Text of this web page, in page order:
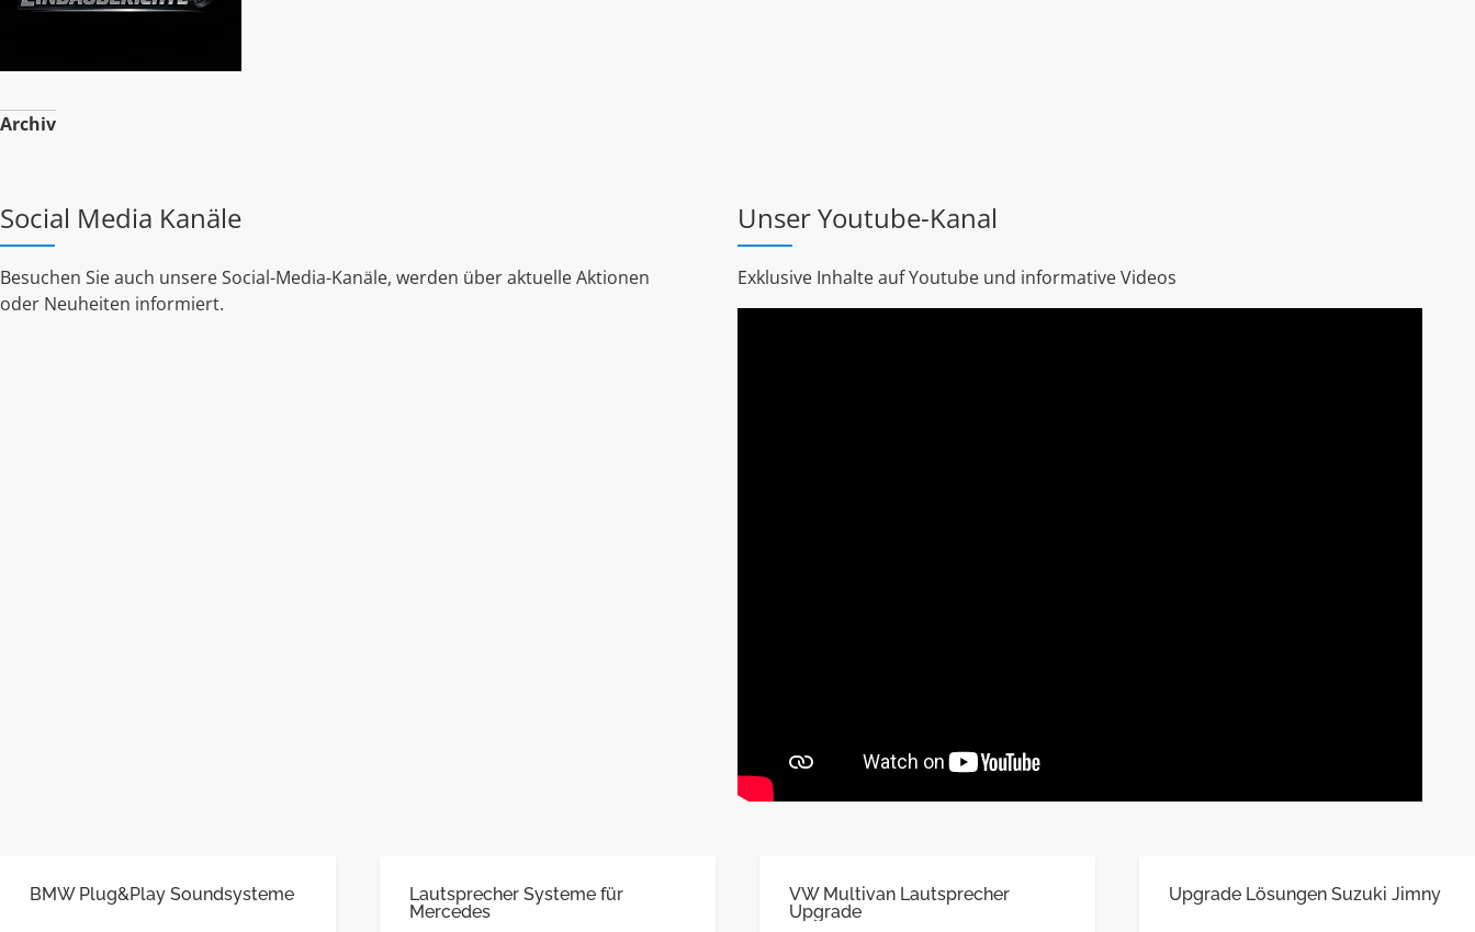
Archiv
Social Media Kanäle
Besuchen Sie auch unsere Social-Media-Kanäle, werden über aktuelle Aktionen
oder Neuheiten informiert.
Unser Youtube-Kanal
Exklusive Inhalte auf Youtube und informative Videos
BMW Plug&Play Soundsysteme
Lautsprecher Systeme für
Mercedes
VW Multivan Lautsprecher
Upgrade
Upgrade Lösungen Suzuki Jimny